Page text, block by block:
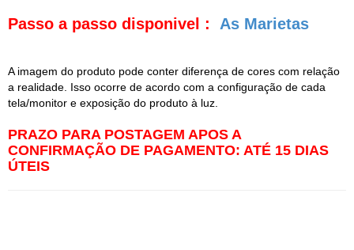
Passo a passo disponivel : As Marietas
A imagem do produto pode conter diferença de cores com relação
a realidade. Isso ocorre de acordo com a configuração de cada
tela/monitor e exposição do produto à luz.
PRAZO PARA POSTAGEM APOS A
CONFIRMAÇÃO DE PAGAMENTO: ATÉ 15 DIAS
ÚTEIS